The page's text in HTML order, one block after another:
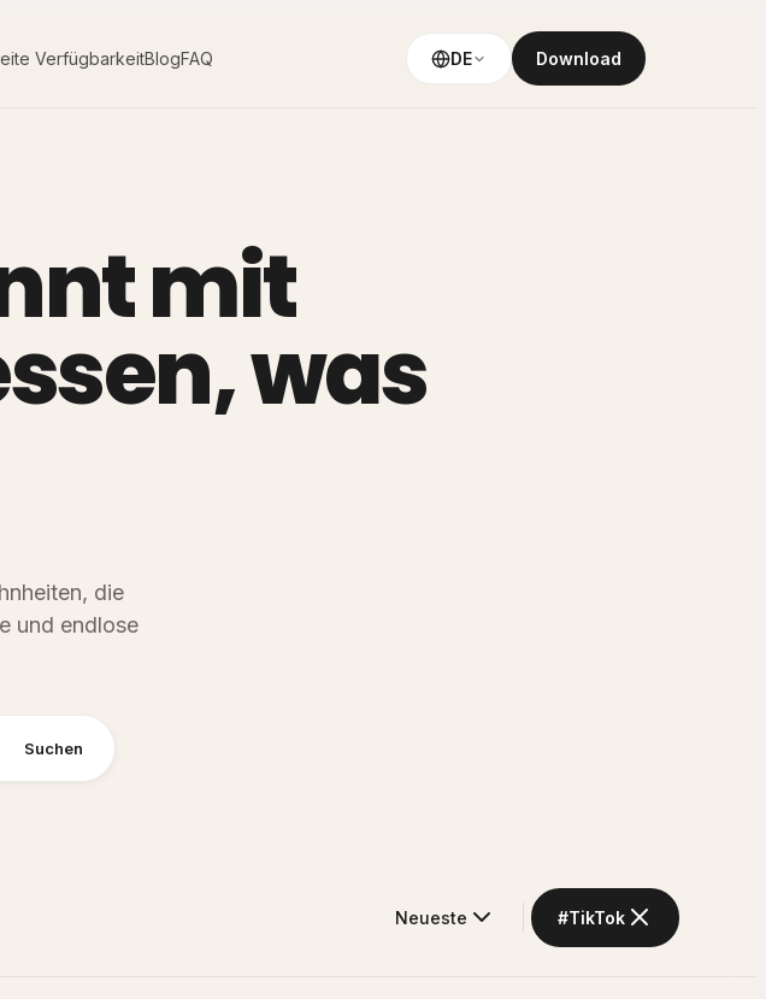
VerfügbarkeitBlogFAQ DE Download
mit
was
die
und endlose
Suchen
Neueste #TikTok